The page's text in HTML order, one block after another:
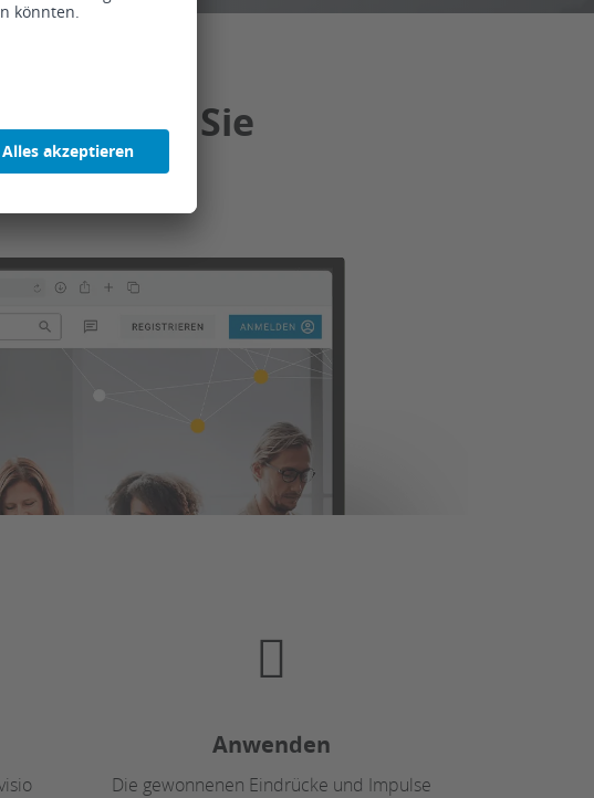
für Sie
Anwenden
Die gewonnenen Eindrücke und Impulse